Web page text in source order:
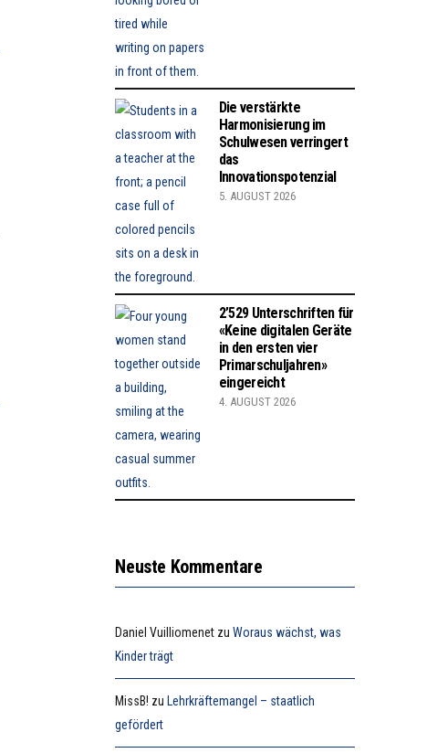
Die verstärkte
Harmonisierung im
Schulwesen verringert
das
Innovationspotenzial
5. AUGUST 2026
2’529 Unterschriften für
«Keine digitalen Geräte
in den ersten vier
Primarschuljahren»
eingereicht
4. AUGUST 2026
Neuste Kommentare
Daniel Vuilliomenet zuWoraus wächst, was
Kinder trägt
MissB! zu
Lehrkräftemangel – staatlich
gefördert